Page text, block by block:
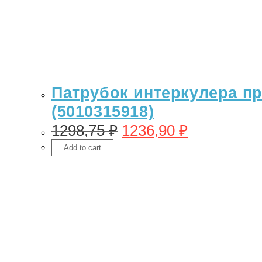
Патрубок интеркулера
(5010315918)
1298,75₽ 1236,90 ₽
Add to cart